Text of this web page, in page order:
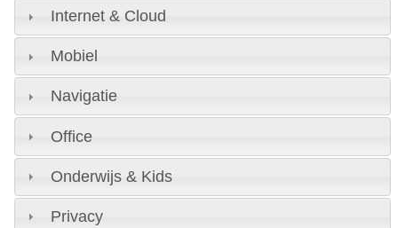
Internet & Cloud
Mobiel
Navigatie
Office
Onderwijs & Kids
Privacy